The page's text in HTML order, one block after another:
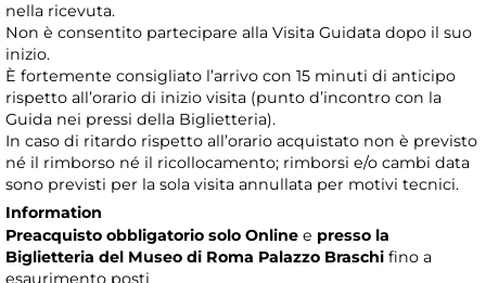
nella ricevuta.
Non è consentito partecipare alla Visita Guidata dopo il suo
inizio.
È fortemente consigliato l’arrivo con 15 minuti di anticipo
rispetto all’orario di inizio visita (punto d’incontro con la
Guida nei pressi della Biglietteria).
In caso di ritardo rispetto all’orario acquistato non è previsto
né il rimborso né il ricollocamento; rimborsi e/o cambi data
sono previsti per la sola visita annullata per motivi tecnici.
Information
Preacquisto obbligatorio solo Online e presso la
Biglietteria del Museo di Roma Palazzo Braschi fino a
esaurimento posti